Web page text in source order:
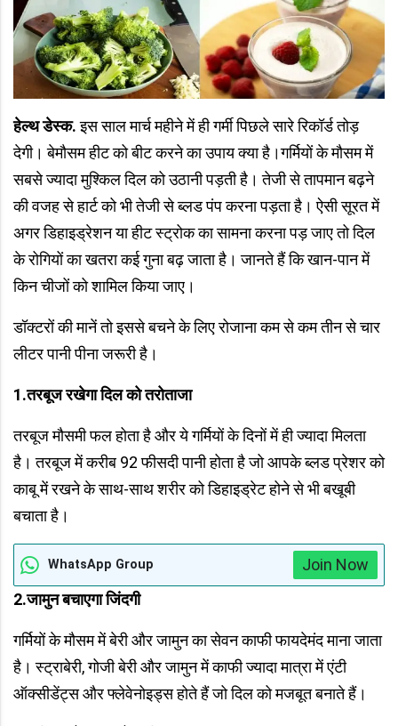
हेल्थ डेस्क.इस साल मार्च महीने में ही गर्मी पिछले सारे रिकॉर्ड तोड़
देगी। बेमौसम हीट को बीट करने का उपाय क्या है।गर्मियों के मौसम में
सबसे ज्यादा मुश्किल दिल को उठानी पड़ती है। तेजी से तापमान बढ़ने
की वजह से हार्ट को भी तेजी से ब्लड पंप करना पड़ता है। ऐसी सूरत में
अगर डिहाइड्रेशन या हीट स्ट्रोक का सामना करना पड़ जाए तो दिल
के रोगियों का खतरा कई गुना बढ़ जाता है। जानते हैं कि खान-पान में
किन चीजों को शामिल किया जाए।
डॉक्टरों की मानें तो इससे बचने के लिए रोजाना कम से कम तीन से चार
लीटर पानी पीना जरूरी है।
1.तरबूज रखेगा दिल को तरोताजा
तरबूज मौसमी फल होता है और ये गर्मियों के दिनों में ही ज्यादा मिलता
है। तरबूज में करीब 92 फीसदी पानी होता है जो आपके ब्लड प्रेशर को
काबू में रखने के साथ-साथ शरीर को डिहाइड्रेट होने से भी बखूबी
बचाता है।
WhatsApp Group
Join Now
2.जामुन बचाएगा जिंदगी
गर्मियों के मौसम में बेरी और जामुन का सेवन काफी फायदेमंद माना जाता
है। स्ट्राबेरी, गोजी बेरी और जामुन में काफी ज्यादा मात्रा में एंटी
ऑक्सीडेंट्स और फ्लेवेनोइड्स होते हैं जो दिल को मजबूत बनाते हैं।